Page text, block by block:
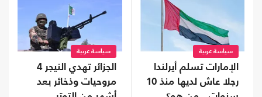
سياسة عربية
الإمارات تسلم أيرلندا
رجلا عاش لديها منذ 10
سياسة عربية
الجزائر تهدي النيجر 4
مروحيات وذخائر بعد